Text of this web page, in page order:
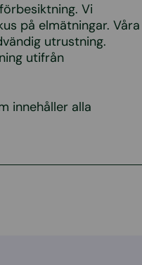
Vi
på elmätningar. Våra
utrustning.
utifrån
innehåller alla